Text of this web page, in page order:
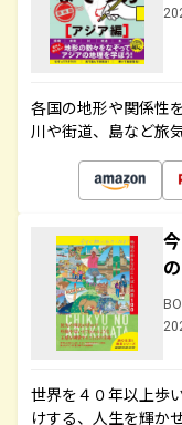
各国の地形や関係性
川や街道、島など旅
世界を４０年以上歩
けする、人生を輝か